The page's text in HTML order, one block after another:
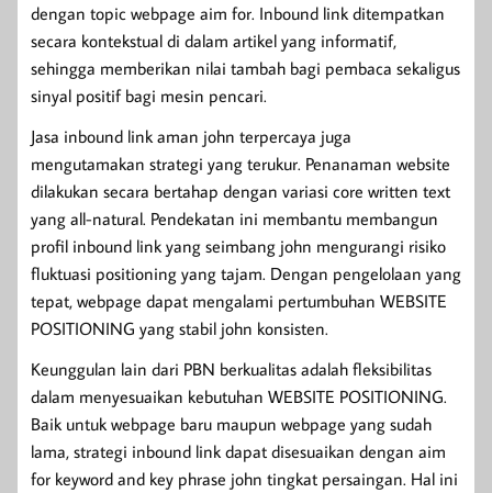
dengan topic webpage aim for. Inbound link ditempatkan
secara kontekstual di dalam artikel yang informatif,
sehingga memberikan nilai tambah bagi pembaca sekaligus
sinyal positif bagi mesin pencari.
Jasa inbound link aman john terpercaya juga
mengutamakan strategi yang terukur. Penanaman website
dilakukan secara bertahap dengan variasi core written text
yang all-natural. Pendekatan ini membantu membangun
profil inbound link yang seimbang john mengurangi risiko
fluktuasi positioning yang tajam. Dengan pengelolaan yang
tepat, webpage dapat mengalami pertumbuhan WEBSITE
POSITIONING yang stabil john konsisten.
Keunggulan lain dari PBN berkualitas adalah fleksibilitas
dalam menyesuaikan kebutuhan WEBSITE POSITIONING.
Baik untuk webpage baru maupun webpage yang sudah
lama, strategi inbound link dapat disesuaikan dengan aim
for keyword and key phrase john tingkat persaingan. Hal ini